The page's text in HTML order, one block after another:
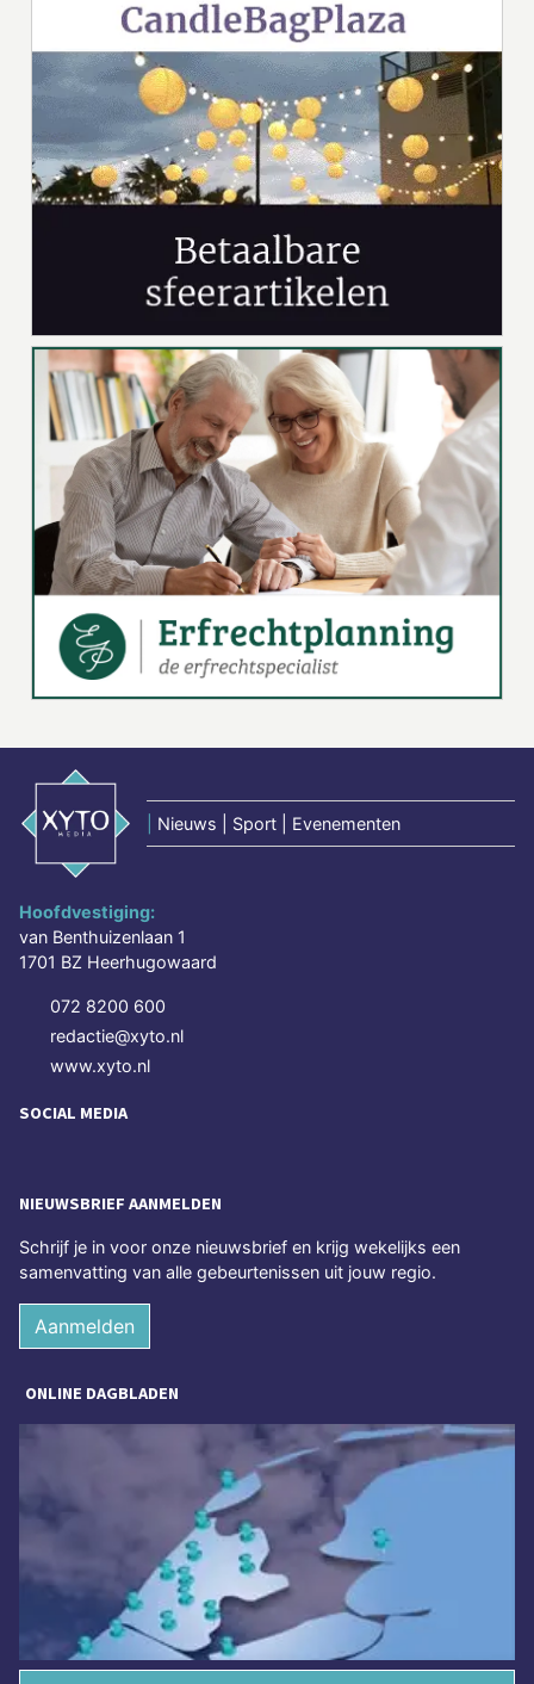
Nieuws | Sport | Evenementen
Hoofdvestiging:
van Benthuizenlaan 1
1701 BZ Heerhugowaard
072 8200 600
redactie@xyto.nl
www.xyto.nl
SOCIAL MEDIA
NIEUWSBRIEF AANMELDEN
Schrijf je in voor onze nieuwsbrief en krijg wekelijks een
samenvatting van alle gebeurtenissen uit jouw regio.
Aanmelden
ONLINE DAGBLADEN